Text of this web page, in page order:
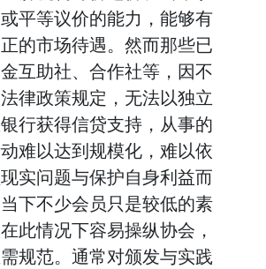
平等议价的能力，能够有
的市场待遇。然而那些已
互助社、合作社等，因不
律政策规定，无法以独立
行获得信贷支持，从事的
难以达到规模化，难以依
实问题与保护自身利益而
下不少会员只是较低的素
此情况下容易操纵协会，
规范。通常对颁发与实践